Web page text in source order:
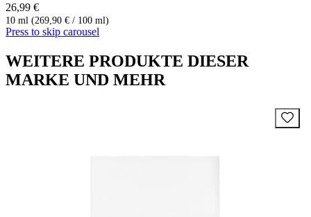
26,99 €
10 ml (269,90 € / 100 ml)
Press to skip carousel
WEITERE PRODUKTE DIESER
MARKE UND MEHR